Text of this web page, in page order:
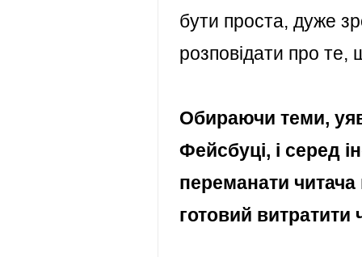
бути проста, дуже
розповідати про те,
Обираючи теми,
Фейсбуці, і серед
переманати
готовий витратити